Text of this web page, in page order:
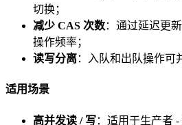
切换；
减少 CAS 次数：通过延迟更
操作频率；
读写分离：入队和出队操作可
适用场景
高并发读 / 写：适用于生产者